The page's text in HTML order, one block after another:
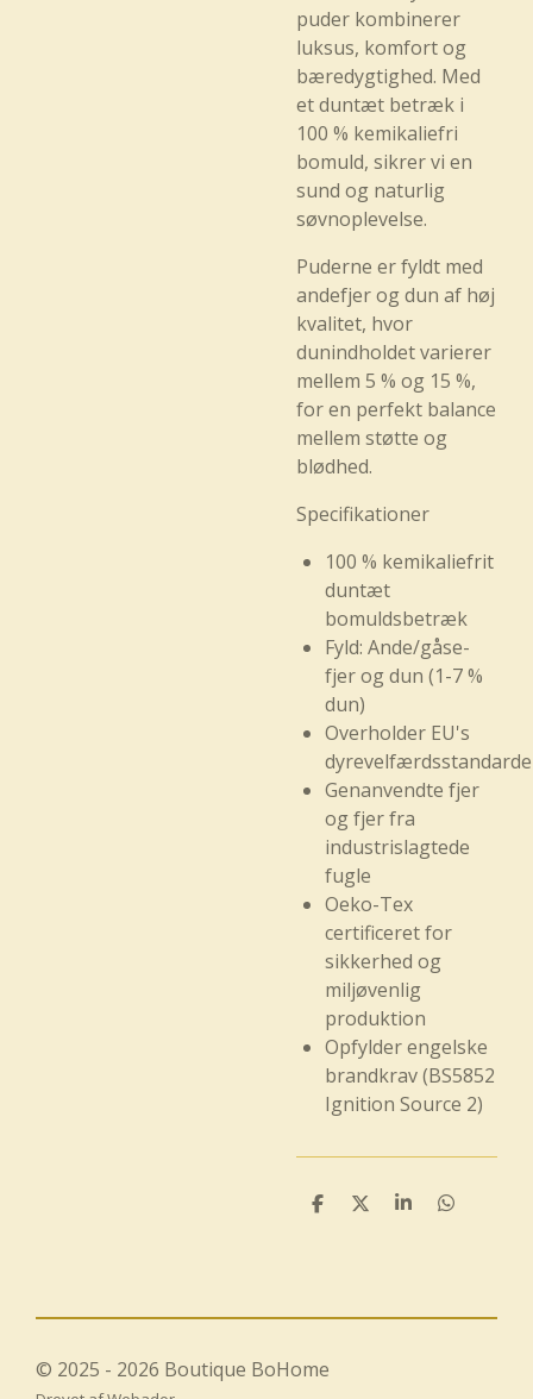
puder kombinerer
luksus, komfort og
bæredygtighed. Med
et duntæt betræk i
100 % kemikaliefri
bomuld, sikrer vi en
sund og naturlig
søvnoplevelse.
Puderne er fyldt med
andefjer og dun af høj
kvalitet, hvor
dunindholdet varierer
mellem 5 % og 15 %,
for en perfekt balance
mellem støtte og
blødhed.
Specifikationer
100 % kemikaliefrit
duntæt
bomuldsbetræk
Fyld: Ande/gåse-
fjer og dun (1-7 %
dun)
Overholder EU's
Genanvendte fjer
og fjer fra
industrislagtede
fugle
Oeko-Tex
certificeret for
sikkerhed og
miljøvenlig
produktion
Opfylder engelske
brandkrav (BS5852
Ignition Source 2)
D
D
D
D
© 2025 - 2026 Boutique BoHome